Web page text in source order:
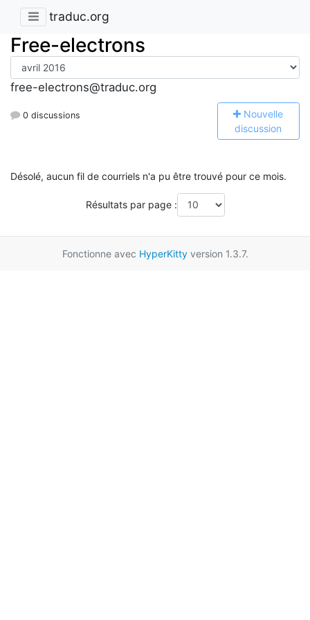
traduc.org
Free-electrons
free-electrons@traduc.org
0 discussions Nouvelle
discussion
Désolé, aucun fil de courriels n'a pu être trouvé pour ce mois.
Résultats par page :
Fonctionne avec HyperKittyversion 1.3.7.